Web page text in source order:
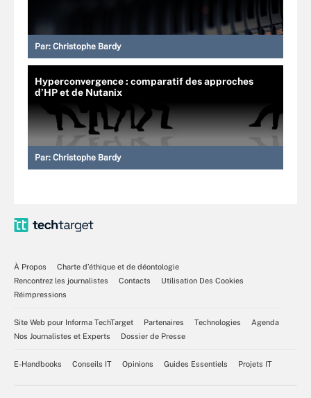
Par: Christophe Bardy
Hyperconvergence : comparatif des approches
d’HP et de Nutanix
Par: Christophe Bardy
À Propos
Charte d’éthique et de déontologie
Rencontrez les journalistes
Contacts
Utilisation Des Cookies
Réimpressions
Site Web pour Informa TechTarget Partenaires Technologies
Agenda
Nos Journalistes et Experts
Dossier de Presse
E-Handbooks Conseils IT Opinions Guides Essentiels Projets IT